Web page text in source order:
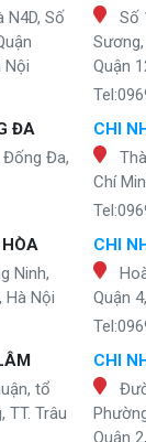
N4D, Số
Nội
ĐA
Đống Đa,
Ninh,
Hà Nội
tổ
TT. Trâu
Số
Sương,
Quận
CHI
Chí
CHI
Quận
CHI
Quận